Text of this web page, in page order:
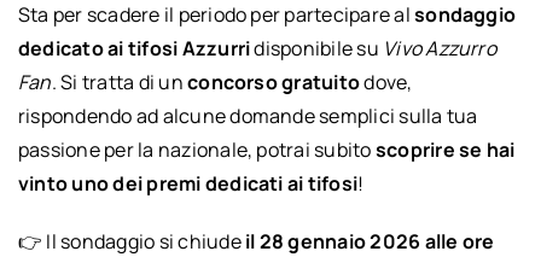
Sta per scadere il periodo per partecipare alsondaggio
dedicato ai tifosi Azzurridisponibile su Vivo Azzurro
Fan. Si tratta di unconcorso gratuitodove,
rispondendo ad alcune domande semplici sulla tua
passione per la nazionale, potrai subitoscoprire se hai
vinto uno dei premi dedicati ai tifosi!
👉 Il sondaggio si chiudeil 28 gennaio 2026 alle ore